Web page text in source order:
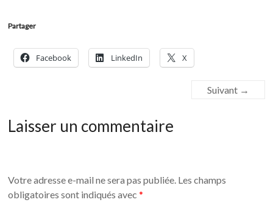
Partager
Facebook LinkedIn X
Suivant →
Laisser un commentaire
Votre adresse e-mail ne sera pas publiée. Les champs
obligatoires sont indiqués avec*